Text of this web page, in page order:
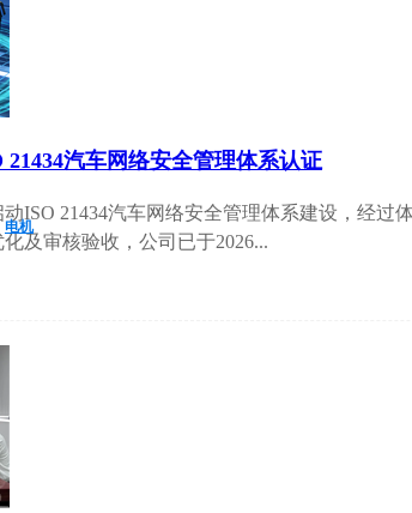
汽车网络安全管理体系认证
ISO 21434汽车网络安全管理体系建设，经过
及审核验收，公司已于2026...
电机